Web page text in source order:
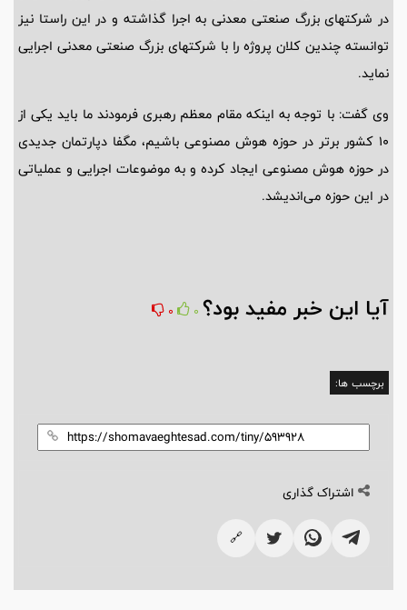
در شرکتهای بزرگ صنعتی معدنی به اجرا گذاشته و در این راستا نیز
توانسته چندین کلان پروژه را با شرکتهای بزرگ صنعتی معدنی اجرایی
نماید.
وی گفت: با توجه به اینکه مقام معظم رهبری فرمودند ما باید یکی از
۱۰ کشور برتر در حوزه هوش مصنوعی باشیم، مگفا دپارتمان جدیدی
در حوزه هوش مصنوعی ایجاد کرده و به موضوعات اجرایی و عملیاتی
در این حوزه می‌اندیشد.
آیا این خبر مفید بود؟ 0
0
برچسب ها:
اشتراک گذاری
🔗